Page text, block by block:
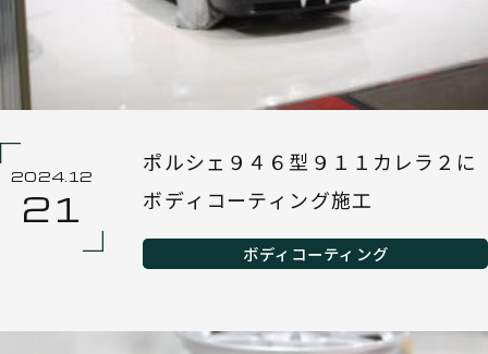
2024.12
21
ポルシェ９４６型９１１カレラ２に
ボディコーティング施工
ボディコーティング